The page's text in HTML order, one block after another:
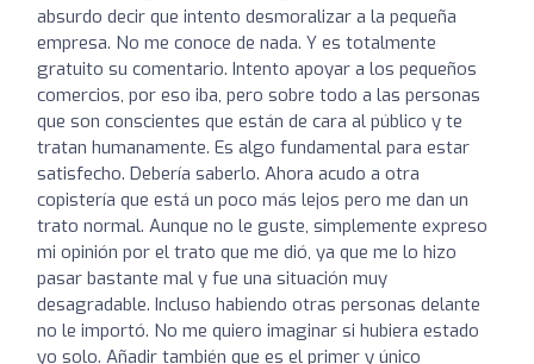
absurdo decir que intento desmoralizar a la pequeña
empresa. No me conoce de nada. Y es totalmente
gratuito su comentario. Intento apoyar a los pequeños
comercios, por eso iba, pero sobre todo a las personas
que son conscientes que están de cara al público y te
tratan humanamente. Es algo fundamental para estar
satisfecho. Debería saberlo. Ahora acudo a otra
copistería que está un poco más lejos pero me dan un
trato normal. Aunque no le guste, simplemente expreso
mi opinión por el trato que me dió, ya que me lo hizo
pasar bastante mal y fue una situación muy
desagradable. Incluso habiendo otras personas delante
no le importó. No me quiero imaginar si hubiera estado
yo solo. Añadir también que es el primer y único